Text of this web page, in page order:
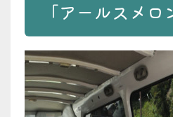
「アールスメロ